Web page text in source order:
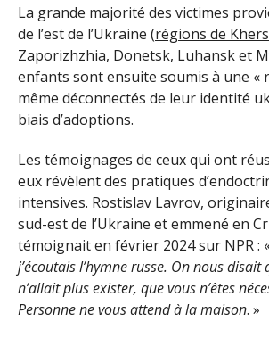
La grande majorité des victimes
de l’est de l’Ukraine (régions de
Zaporizhzhia, Donetsk, Luhansk et
enfants sont ensuite soumis à une «
même déconnectés de leur identité
biais d’adoptions.
Les témoignages de ceux qui ont
eux révèlent des pratiques
intensives. Rostislav Lavrov,
sud-est de l’Ukraine et emmené en
témoignait en février 2024 sur NPR :
j’écoutais l’hymne russe. On nous disait
n’allait plus exister, que vous n’êtes
Personne ne vous attend à la maison. »